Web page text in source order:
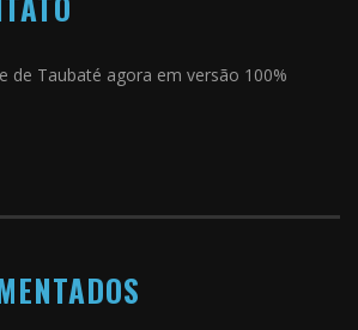
de Taubaté agora em versão 100%